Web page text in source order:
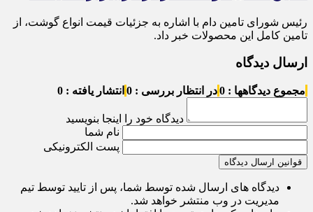
رئیس شورای تامین دام با اشاره به جزئیات قیمت انواع گوشت، از
تامین کامل این محصولات خبر داد.
ارسال دیدگاه
مجموع دیدگاهها : 0 در انتظار بررسی : 0 انتشار یافته : 0
دیدگاه خود را اینجا بنویسید
نام شما
پست الکترونیکی
قوانین ارسال دیدگاه
دیدگاه های ارسال شده توسط شما، پس از تایید توسط تیم
مدیریت در وب منتشر خواهد شد.